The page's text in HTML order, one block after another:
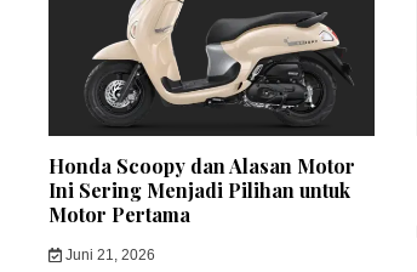
Honda Scoopy dan Alasan Motor
Ini Sering Menjadi Pilihan untuk
Motor Pertama
Juni 21, 2026